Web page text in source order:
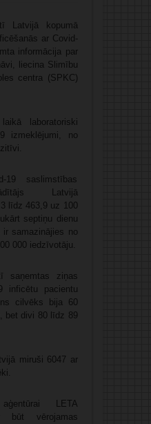
Latvijā kopumā
ar Covid-
informācija par
liecina Slimību
centra (SPKC)
laboratoriski
izmeklējumi, no
19 saslimstības
Latvijā
līdz 463,9 uz 100
septiņu dienu
samazinājies no
000 iedzīvotāju.
saņemtas ziņas
inficētu pacientu
cilvēks bija 60
bet divi 80 līdz 89
miruši 6047 ar
LETA
būt vērojamas